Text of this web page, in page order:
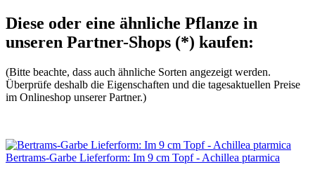
Diese oder eine ähnliche Pflanze in
unseren Partner-Shops (*) kaufen:
(Bitte beachte, dass auch ähnliche Sorten angezeigt werden.
Überprüfe deshalb die Eigenschaften und die tagesaktuellen Preise
im Onlineshop unserer Partner.)
Bertrams-Garbe Lieferform: Im 9 cm Topf - Achillea ptarmica